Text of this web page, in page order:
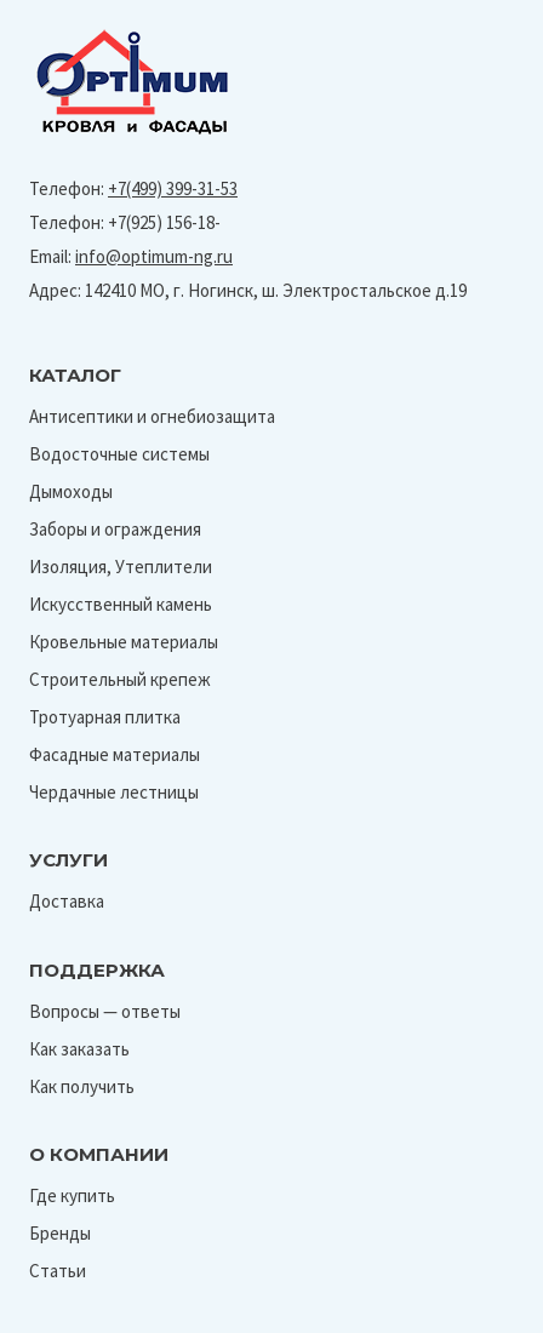
кирпич)
(Foramina
Freeze
DarkBrown)
Телефон: +7(499) 399-31-53
Телефон: +7(925) 156-18-
Email: info@optimum-ng.ru
Адрес: 142410 МО, г. Ногинск, ш. Электростальское д.19
КАТАЛОГ
Антисептики и огнебиозащита
Водосточные системы
Дымоходы
Заборы и ограждения
Изоляция, Утеплители
Искусственный камень
Кровельные материалы
Строительный крепеж
Тротуарная плитка
Фасадные материалы
Чердачные лестницы
УСЛУГИ
Доставка
ПОДДЕРЖКА
Вопросы — ответы
Как заказать
Как получить
О КОМПАНИИ
Где купить
Бренды
Статьи